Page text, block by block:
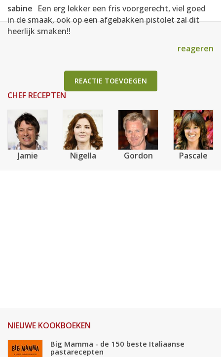
sabine Een erg lekker een fris voorgerecht, viel goed
in de smaak, ook op een afgebakken pistolet zal dit
heerlijk smaken!!
reageren
REACTIE TOEVOEGEN
CHEF RECEPTEN
Jamie Nigella Gordon Pascale
NIEUWE KOOKBOEKEN
Big Mamma - de 150 beste Italiaanse
pastarecepten